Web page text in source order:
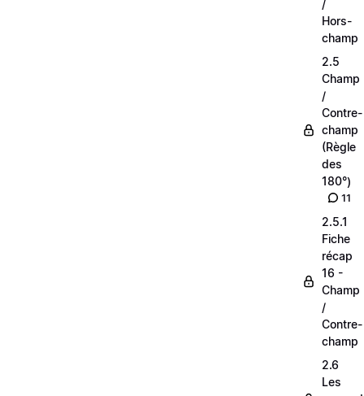
/
Hors-
champ
2.5
Champ
/
Contre-
champ
(Règle
des
180°)
11
2.5.1
Fiche
récap
16 -
Champ
/
Contre-
champ
2.6
Les